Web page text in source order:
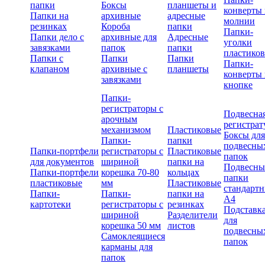
папки
Папки на
резинках
Папки дело с
завязками
Папки с
клапаном
Боксы
архивные
Короба
архивные для
папок
Папки
архивные с
завязками
планшеты и
адресные
папки
Адресные
папки
Папки
планшеты
конверты
молнии
Папки-
уголки
Папки-
конверты
кнопке
Папки-портфели
для документов
Папки-портфели
пластиковые
Папки-
картотеки
Папки-
регистраторы с
арочным
механизмом
Папки-
регистраторы с
шириной
корешка 70-80
мм
Папки-
регистраторы с
шириной
корешка 50 мм
Самоклеящиеся
карманы для
папок
Пластиковые
папки
Пластиковые
папки на
кольцах
Пластиковые
папки на
резинках
Разделители
листов
Боксы для
папок
папки
А4
для
папок